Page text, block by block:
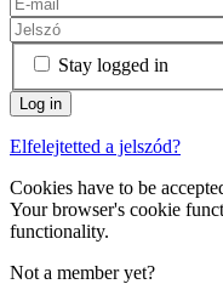
Stay logged in
Elfelejtetted a jelszód?
Cookies have to be
Your browser's cookie
functionality.
Not a member yet?